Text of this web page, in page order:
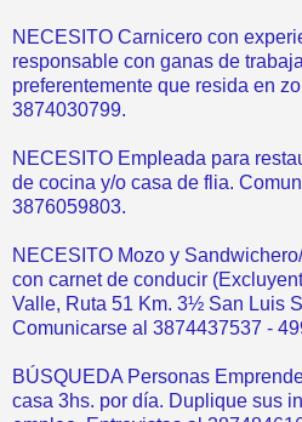
NECESITO Carnicero con
responsable con ganas de
preferentemente que resida en
3874030799.
NECESITO Empleada para
de cocina y/o casa de flia.
3876059803.
NECESITO Mozo y
con carnet de conducir
Valle, Ruta 51 Km. 3½ San Luis
Comunicarse al 3874437537 -
BÚSQUEDA Personas
casa 3hs. por día. Duplique sus